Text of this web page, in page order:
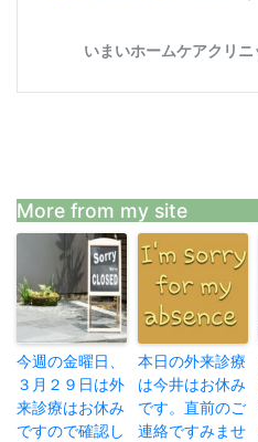
More from my site
今週の金曜日、
３月２９日は外
来診療はお休み
ですので確認し
本日の外来診療
は今井はお休み
です。直前のご
連絡ですみませ